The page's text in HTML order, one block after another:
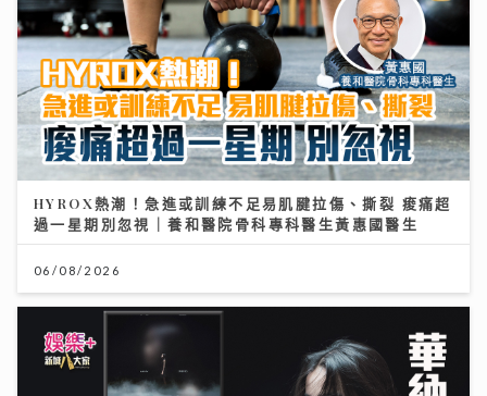
HYROX熱潮！急進或訓練不足易肌腱拉傷、撕裂 痠痛超
過一星期別忽視｜養和醫院骨科專科醫生黃惠國醫生
06/08/2026